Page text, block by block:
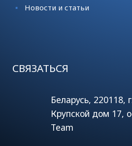
Новости и статьи
СВЯЗАТЬСЯ
Беларусь, 220118,
Крупской дом 17,
Team